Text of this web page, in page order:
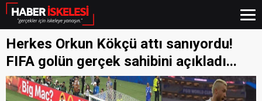
Herkes Orkun Kökçü attı sanıyordu!
FIFA golün gerçek sahibini açıkladı...